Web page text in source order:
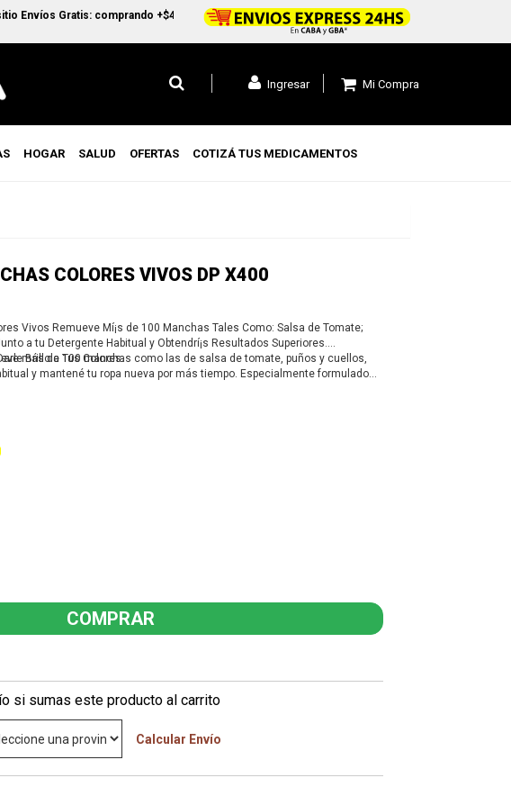
Gratis: comprando +$45.000 en CABA y GBA1 y +$99.000 a todo el pais
Mi Compra
Ingresar
HOGAR SALUD OFERTAS COTIZÁ TUS MEDICAMENTOS
COLORES VIVOS DP X400
Vivos Remueve Mí¡s de 100 Manchas Tales Como: Salsa de Tomate;
a tu Detergente Habitual y Obtendrí¡s Resultados Superiores.
Brillo a Tus Colores.
más de 100 manchas como las de salsa de tomate, puños y cuellos,
y mantené tu ropa nueva por más tiempo. Especialmente formulado
si sumas este producto al carrito
Calcular Envío